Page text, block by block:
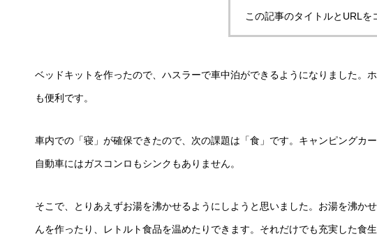
この記事のタイトルとURLを
ベッドキットを作ったので、ハスラーで車中泊ができるようになりました。
も便利です。
車内での「寝」が確保できたので、次の課題は「食」です。キャンピングカ
自動車にはガスコンロもシンクもありません。
そこで、とりあえずお湯を沸かせるようにしようと思いました。お湯を沸か
んを作ったり、レトルト食品を温めたりできます。それだけでも充実した食生